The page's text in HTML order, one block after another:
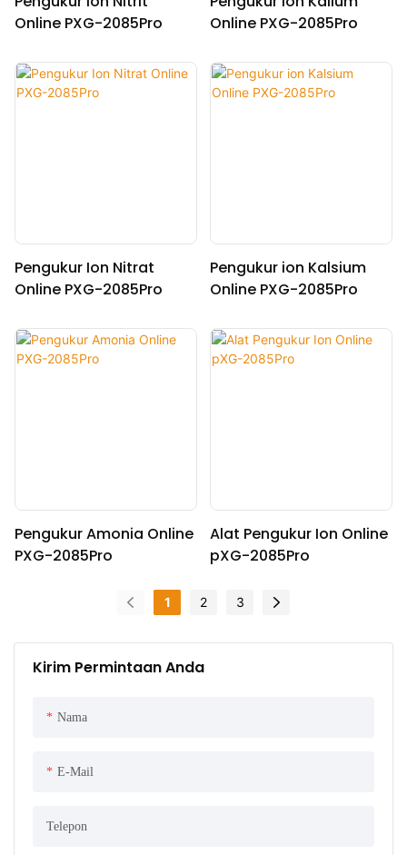
Kirim Permintaan Anda
Nama
E-Mail
Telepon
Online PXG-2085Pro
Online PXG-2085Pro
Pengukur Ion Nitrat
Online PXG-2085Pro
Pengukur ion Kalsium
Online PXG-2085Pro
Pengukur Amonia Online
PXG-2085Pro
Alat Pengukur Ion Online
pXG-2085Pro
1 2 3